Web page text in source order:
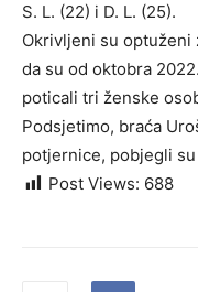
S. L. (22) i D. L. (25).
Okrivljeni su optuženi
da su od oktobra
poticali tri ženske
Podsjetimo, braća
potjernice, pobjegli
Post Views: 688